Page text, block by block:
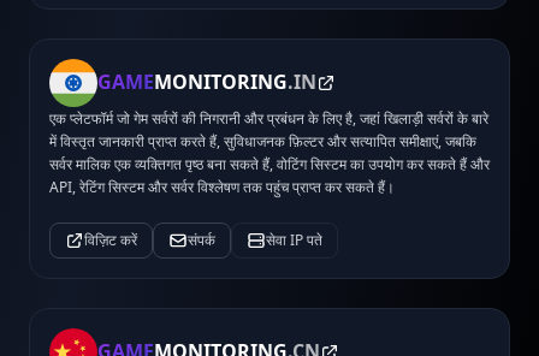
GAMEMONITORING.IN
एक प्लेटफॉर्म जो गेम सर्वरों की निगरानी और प्रबंधन के लिए है, जहां खिलाड़ी सर्वरों के बारे
में विस्तृत जानकारी प्राप्त करते हैं, सुविधाजनक फ़िल्टर और सत्यापित समीक्षाएं, जबकि
सर्वर मालिक एक व्यक्तिगत पृष्ठ बना सकते हैं, वोटिंग सिस्टम का उपयोग कर सकते हैं और
API, रेटिंग सिस्टम और सर्वर विश्लेषण तक पहुंच प्राप्त कर सकते हैं।
विज़िट करें संपर्क सेवा IP पते